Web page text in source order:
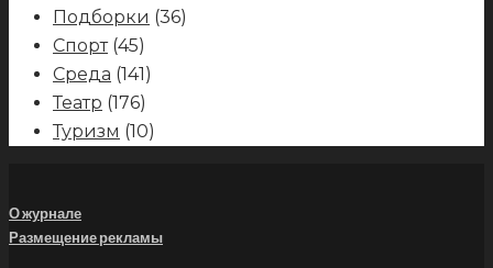
Подборки (36)
Спорт(45)
Среда (141)
Театр (176)
Туризм (10)
О журнале
Размещение рекламы